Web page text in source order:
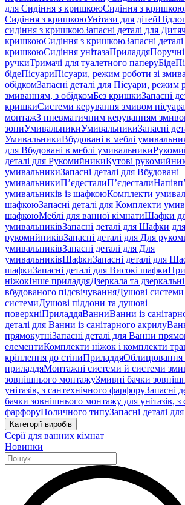
для Сидіння з кришкоюСидіння з кришкою
Сидіння з кришкоюУнітази для дітей
сидіння з кришкоюЗапасні деталі для
кришкоюСидіння з кришкоюЗапасні
кришкоюСидіння унітазаПриладдя
ручкиТримачі для туалетного паперуБіде
бідеПісуариПісуари, режим роботи зі
обідкомЗапасні деталі для Пісуари, режим
змиванням, з обідкомБез кришкиЗапасні
кришкиСистеми керування змивом пісуара
монтажЗ пневматичним керуванням
зониУмивальникиУмивальникиЗапасні
УмивальникиВбудовані в меблі
для Вбудовані в меблі умивальники
деталі для РукомийникиКутові
умивальникиЗапасні деталі для Вбудовані
умивальникиП’єдесталиП’єдестали
умивальників із шафкоюКомплекти
шафкоюЗапасні деталі для Комплекти
шафкоюМеблі для ванної кімнатиШафки
умивальниківЗапасні деталі для Шафки
рукомийниківЗапасні деталі для Для
умивальниківЗапасні деталі для Для
умивальниківШафкиЗапасні деталі для
шафкиЗапасні деталі для Високі шафки
ніжокІнше приладдяДзеркала та
вбудованого підсвічуванняДушові
системиДушові піддони та душові
поверхніПриладдяВанниВанни із
деталі для Ванни із санітарного акрилу
прямокутніЗапасні деталі для Ванни
елементиКомплекти ніжок і комплекти
кріплення до стіниПриладдяОблицювання
приладдяМонтажні системи й системи
зовнішнього монтажуЗмивні бачки
унітазів, з сантехнічного фарфоруЗапасні
бачки зовнішнього монтажу для унітазів, з
фарфоруПоличного типуЗапасні деталі
Категорії виробів
Серії для ванних кімнат
Новинки